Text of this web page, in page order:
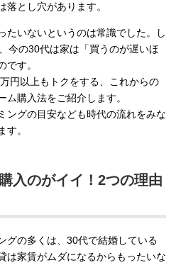
落とし穴があります。
たいないというのは常識でした。し
今の30代は家は「買うのが遅いほ
です。
円以上もトクをする、これからの
購入法をご紹介します。
ングの目安なども時代の流れをみな
す。
入のがイイ！2つの理由
グの多くは、30代で結婚している
は家賃がムダになるからもったいな